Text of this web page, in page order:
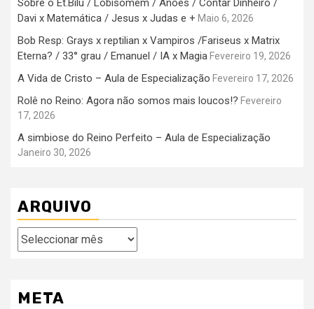
Sobre o Et.Bilu / Lobisomem / Anões / Contar Dinheiro /
Davi x Matemática / Jesus x Judas e + Maio 6, 2026
Bob Resp: Grays x reptilian x Vampiros /Fariseus x Matrix
Eterna? / 33° grau / Emanuel / IA x Magia Fevereiro 19, 2026
A Vida de Cristo – Aula de Especialização Fevereiro 17, 2026
Rolê no Reino: Agora não somos mais loucos!? Fevereiro
17, 2026
A simbiose do Reino Perfeito – Aula de Especialização
Janeiro 30, 2026
ARQUIVO
Arquivo
META